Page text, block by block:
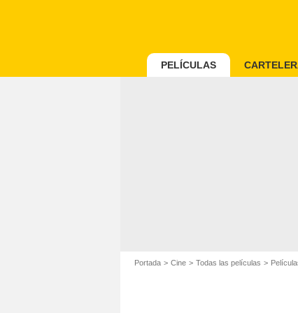
PELÍCULAS
Portada Cine Todas las películas